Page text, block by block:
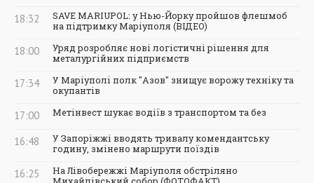
18:32
SAVE MARIUPOL: у Нью-Йорку пройшов флешмоб
на підтримку Маріуполя (ВІДЕО)
18:00
Уряд розробляє нові логістичні рішення для
металургійних підприємств
17:34
У Маріуполі полк "Азов" знищує ворожу техніку та
окупантів
17:00 Метінвест шукає водіїв з транспортом та без
16:48
У Запоріжжі вводять тривалу комендантську
годину, змінено маршрути поїздів
16:25
На Лівобережжі Маріуполя обстріляно